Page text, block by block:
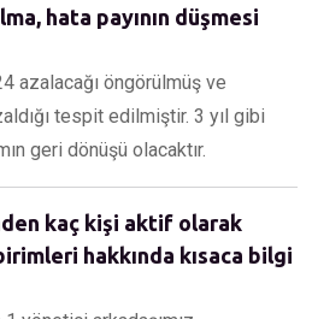
hata payının düşmesi
azalacağı öngörülmüş ve
tespit edilmiştir. 3 yıl gibi
geri dönüşü olacaktır.
kaç kişi aktif olarak
hakkında kısaca bilgi